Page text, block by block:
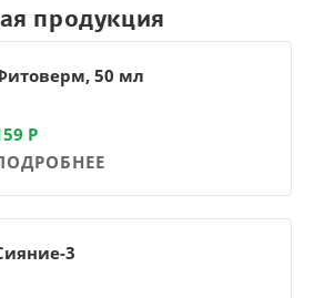
продукция
50 мл
Р
3